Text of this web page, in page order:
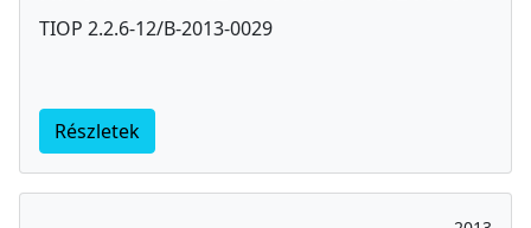
TIOP 2.2.6-12/B-2013-0029
Részletek